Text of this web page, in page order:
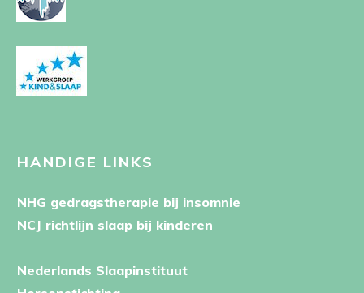
HANDIGE LINKS
NHG gedragstherapie bij insomnie
NCJ richtlijn slaap bij kinderen
Nederlands Slaapinstituut